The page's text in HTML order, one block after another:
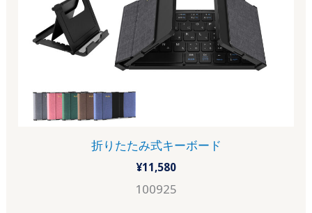
折りたたみ式キーボード
¥11,580
100925